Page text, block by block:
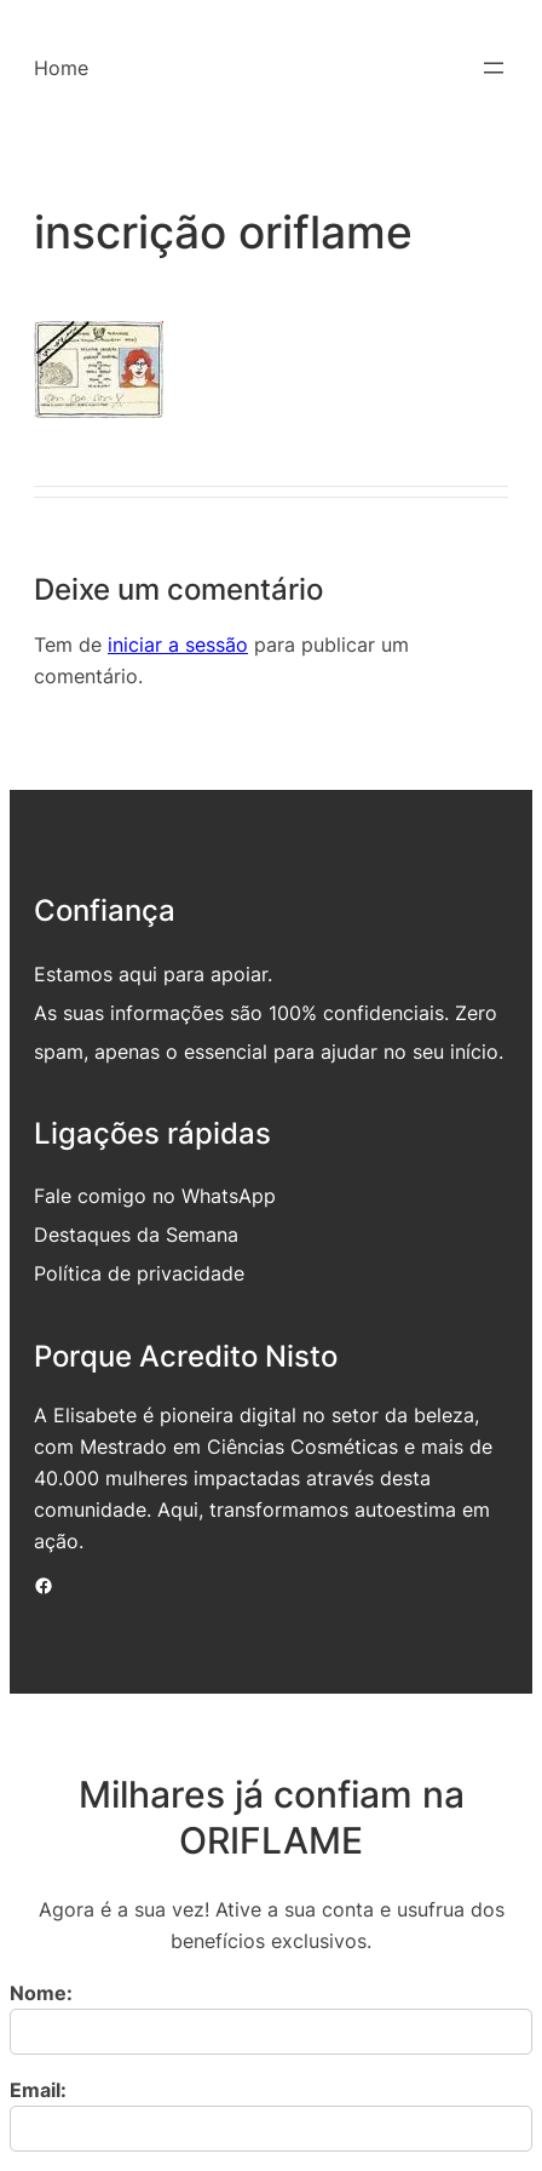
para
Home
inscrição oriflame
Deixe um comentário
Tem de iniciar a sessão para publicar um
comentário.
Confiança
Estamos aqui para apoiar.
As suas informações são 100% confidenciais. Zero
spam, apenas o essencial para ajudar no seu início.
Ligações rápidas
Fale comigo no WhatsApp
Destaques da Semana
Política de privacidade
Porque Acredito Nisto
A Elisabete é pioneira digital no setor da beleza,
com Mestrado em Ciências Cosméticas e mais de
40.000 mulheres impactadas através desta
comunidade. Aqui, transformamos autoestima em
ação.
Facebook
Milhares já confiam na
ORIFLAME
Agora é a sua vez! Ative a sua conta e usufrua dos
benefícios exclusivos.
Nome:
Email: